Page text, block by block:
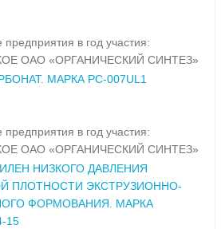
предприятия в год участия:
ОАО «ОРГАНИЧЕСКИЙ СИНТЕЗ»
МАРКА PC-007UL1
предприятия в год участия:
ОАО «ОРГАНИЧЕСКИЙ СИНТЕЗ»
НИЗКОГО ДАВЛЕНИЯ
ПЛОТНОСТИ ЭКСТРУЗИОННО-
ФОРМОВАНИЯ. МАРКА
15